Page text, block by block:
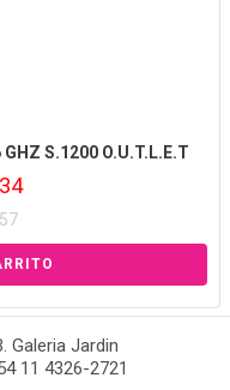
GHZ S.1200 O.U.T.L.E.T
Galeria Jardin
11 4326-2721